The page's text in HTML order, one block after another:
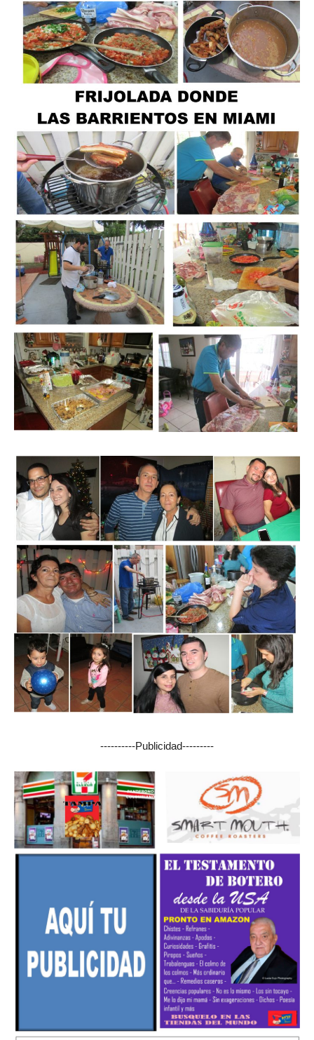
----------Publicidad---------